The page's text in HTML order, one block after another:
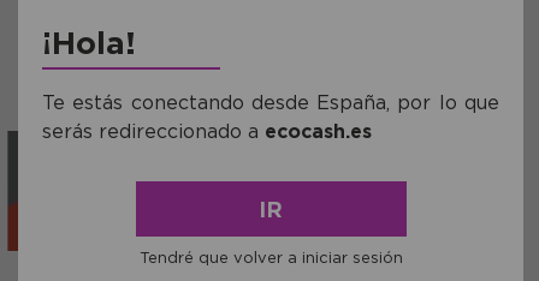
¡Hola!
Te estás conectando desde España, por lo que
serás redireccionado a ecocash.es
IR
Tendré que volver a iniciar sesión